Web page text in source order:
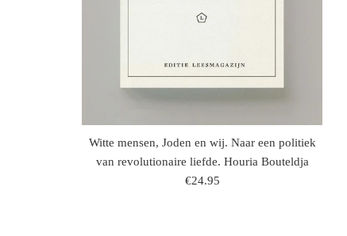
Witte mensen, Joden en wij. Naar een politiek
van revolutionaire liefde. Houria Bouteldja
regulaire
€24.95